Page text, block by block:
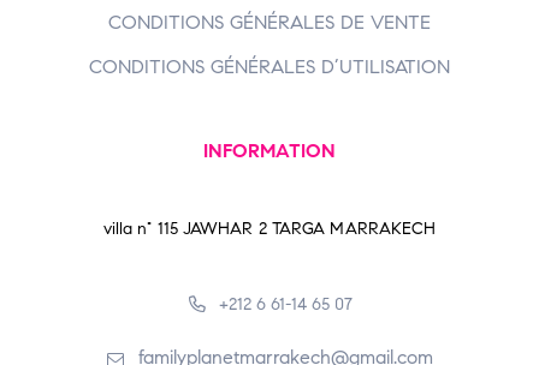
CONDITIONS GÉNÉRALES DE VENTE
CONDITIONS GÉNÉRALES D’UTILISATION
INFORMATION
villa n° 115 JAWHAR 2 TARGA MARRAKECH
+212 6 61-14 65 07
familyplanetmarrakech@gmail.com